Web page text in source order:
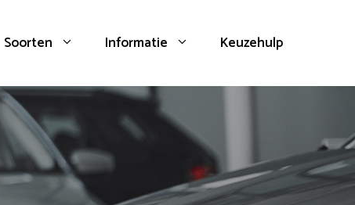
Soorten Informatie Keuzehulp